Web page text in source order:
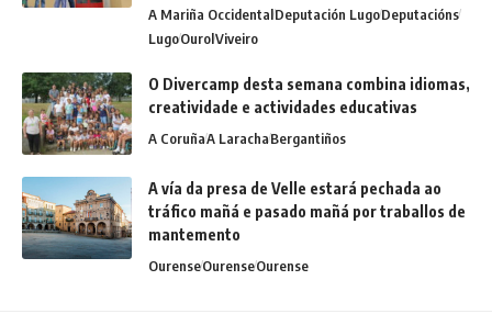
A Mariña OccidentalDeputación LugoDeputacións
LugoOurolViveiro
O Divercamp desta semana combina idiomas,
creatividade e actividades educativas
A CoruñaA LarachaBergantiños
A vía da presa de Velle estará pechada ao
tráfico mañá e pasado mañá por traballos de
mantemento
OurenseOurenseOurense